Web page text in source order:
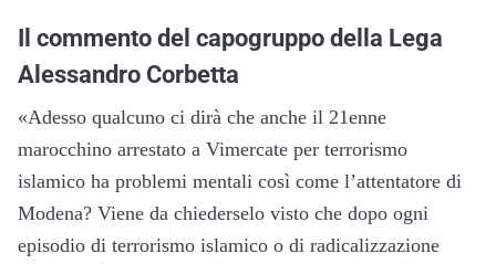
Il commento del capogruppo della Lega
Alessandro Corbetta
«Adesso qualcuno ci dirà che anche il 21enne
marocchino arrestato a Vimercate per terrorismo
islamico ha problemi mentali così come l’attentatore di
Modena? Viene da chiederselo visto che dopo ogni
episodio di terrorismo islamico o di radicalizzazione